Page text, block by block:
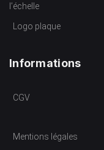
l’échelle
Logo plaque
Informations
CGV
Mentions légales